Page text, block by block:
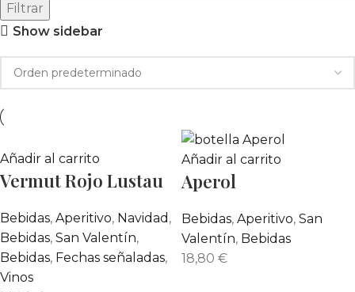
Filtrar
Show sidebar
Añadir al carrito
Vermut Rojo Lustau
Bebidas, Aperitivo, Navidad ,
Bebidas, San Valentín,
Bebidas, Fechas señaladas,
Vinos
Añadir al carrito
Aperol
Bebidas, Aperitivo, San
Valentín, Bebidas
18,80 €